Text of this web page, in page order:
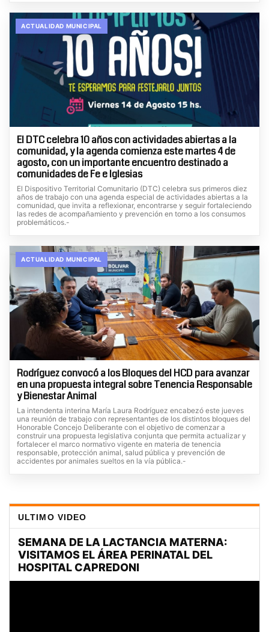
ACTUALIDAD MUNICIPAL
El DTC celebra 10 años con actividades abiertas a la
comunidad, y la agenda comienza este martes 4 de
agosto, con un importante encuentro destinado a
comunidades de Fe e Iglesias
El Dispositivo Territorial Comunitario (DTC) celebra sus primeros diez
años de trabajo con una agenda especial de actividades abiertas a la
comunidad, que invita a reflexionar, encontrarse y seguir fortaleciendo
las redes de acompañamiento y prevención en torno a los consumos
problemáticos.-
ACTUALIDAD MUNICIPAL
Rodríguez convocó a los Bloques del HCD para avanzar
en una propuesta integral sobre Tenencia Responsable
y Bienestar Animal
La intendenta interina María Laura Rodríguez encabezó este jueves
una reunión de trabajo con representantes de los distintos bloques del
Honorable Concejo Deliberante con el objetivo de comenzar a
construir una propuesta legislativa conjunta que permita actualizar y
fortalecer el marco normativo vigente en materia de tenencia
responsable, protección animal, salud pública y prevención de
accidentes por animales sueltos en la vía pública.-
ULTIMO VIDEO